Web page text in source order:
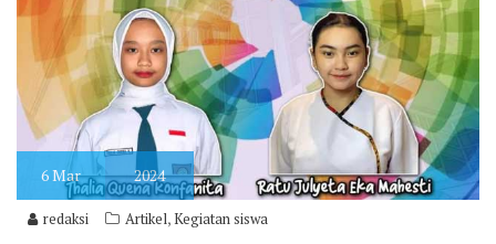
6Mar 2024
redaksi Artikel,Kegiatan siswa